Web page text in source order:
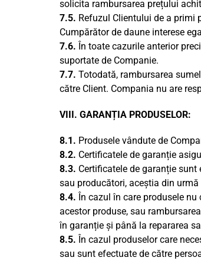
solicita rambursarea prețului
7.5. Refuzul Clientului de a primi
Cumpărător de daune interese
7.6. În toate cazurile anterior
suportate de Companie.
7.7. Totodată, rambursarea
către Client. Compania nu are
VIII. GARANȚIA PRODUSELOR:
8.1. Produsele vândute de
8.2. Certificatele de garanție
8.3. Certificatele de garanție
sau producători, aceștia din
8.4. În cazul în care produsele
acestor produse, sau
în garanție și până la repararea
8.5. În cazul produselor care
sau sunt efectuate de către